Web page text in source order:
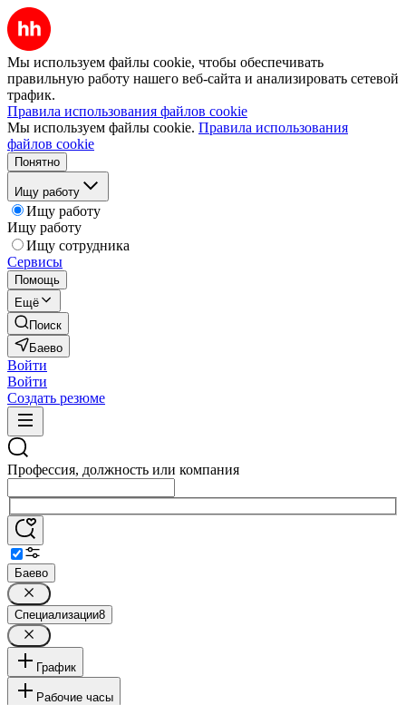
Мы используем файлы cookie, чтобы обеспечивать
правильную работу нашего веб-сайта и анализировать сетевой
трафик.
Правила использования файлов cookie
Мы используем файлы cookie. Правила использования
файлов cookie
Понятно
Ищу работу
Ищу работу
Ищу работу
Ищу сотрудника
Сервисы
Помощь
Ещё
Поиск
Баево
Войти
Войти
Создать резюме
Профессия, должность или компания
Баево
Специализации8
График
Рабочие часы